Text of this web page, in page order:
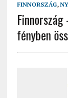
FINNORSZÁG,
fényben